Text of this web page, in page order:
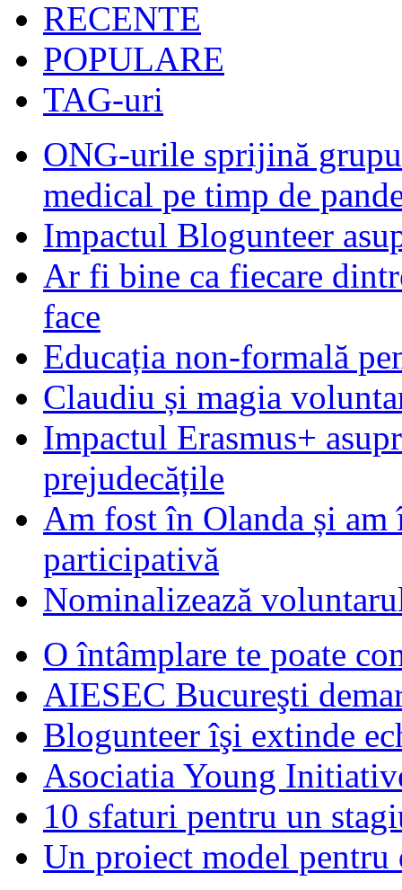
RECENTE
POPULARE
TAG-uri
ONG-urile sprijină
medical pe timp de
Impactul Blogunteer
Ar fi bine ca fiecare
face
Educația non-formală
Claudiu și magia
Impactul Erasmus+
prejudecățile
Am fost în Olanda și am
participativă
Nominalizează
O întâmplare te poate
AIESEC Bucureşti
Blogunteer îşi extinde
Asociatia Young
10 sfaturi pentru un
Un proiect model